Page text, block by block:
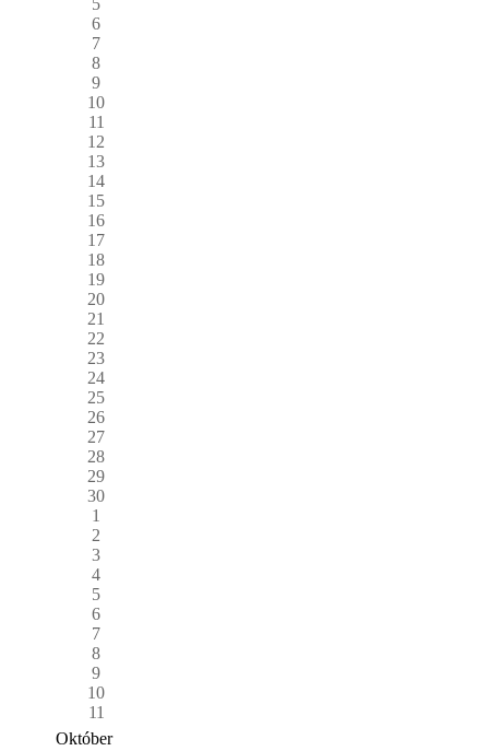
6
7
8
9
10
11
12
13
14
15
16
17
18
19
20
21
22
23
24
25
26
27
28
29
30
1
2
3
4
5
6
7
8
9
10
11
Október